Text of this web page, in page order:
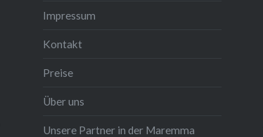
Impressum
Kontakt
Preise
Über uns
Unsere Partner in der Maremma